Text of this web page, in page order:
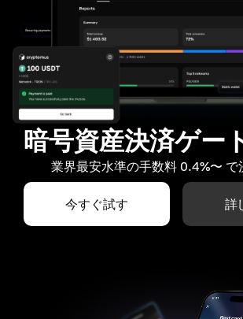
暗号資産決済ゲー
業界最安水準の手数料 0.4%〜 で
今すぐ試す 詳